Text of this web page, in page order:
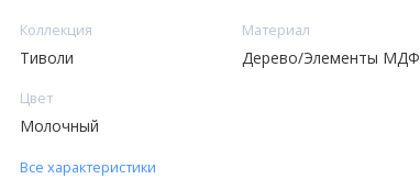
Коллекция
Тиволи
Материал
Дерево/Элементы МДФ
Цвет
Молочный
Все характеристики